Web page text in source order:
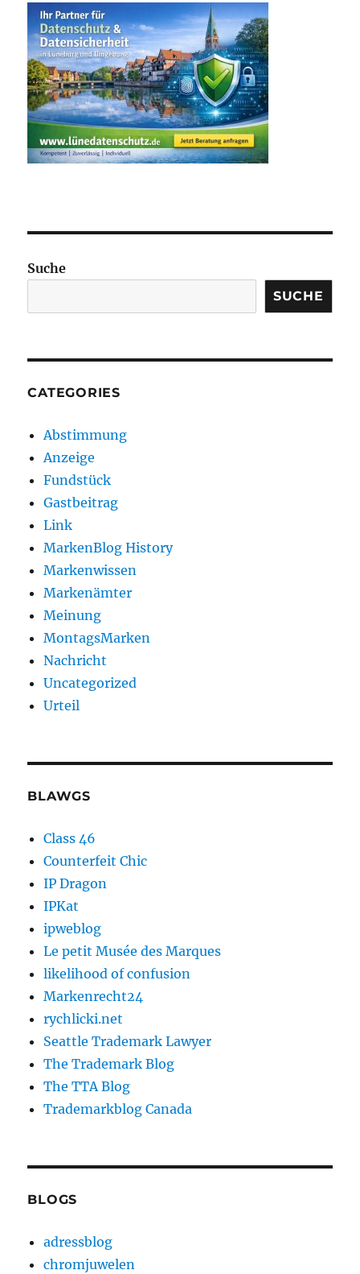
Suche
SUCHE
CATEGORIES
Abstimmung
Anzeige
Fundstück
Gastbeitrag
Link
MarkenBlog History
Markenwissen
Markenämter
Meinung
MontagsMarken
Nachricht
Uncategorized
Urteil
BLAWGS
Class 46
Counterfeit Chic
IP Dragon
IPKat
ipweblog
Le petit Musée des Marques
likelihood of confusion
Markenrecht24
rychlicki.net
Seattle Trademark Lawyer
The Trademark Blog
The TTA Blog
Trademarkblog Canada
BLOGS
adressblog
chromjuwelen